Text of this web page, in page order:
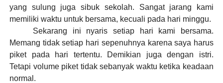
yang sulung juga sibuk sekolah. Sangat jarang kami
memiliki waktu untuk bersama, kecuali pada hari minggu.
Sekarang ini nyaris setiap hari kami bersama.
Memang tidak setiap hari sepenuhnya karena saya harus
piket pada hari tertentu. Demikian juga dengan istri.
Tetapi volume piket tidak sebanyak waktu ketika keadaan
normal.